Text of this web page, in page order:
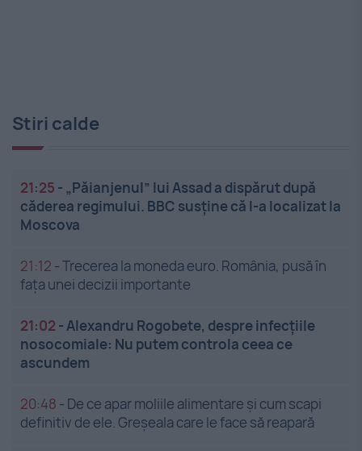
Stiri calde
21:25 - „Păianjenul” lui Assad a dispărut după
căderea regimului. BBC susține că l-a localizat la
Moscova
21:12 -Trecerea la moneda euro. România, pusă în
fața unei decizii importante
21:02 -Alexandru Rogobete, despre infecțiile
nosocomiale: Nu putem controla ceea ce
ascundem
20:48 - De ce apar moliile alimentare și cum scapi
definitiv de ele. Greșeala care le face să reapară